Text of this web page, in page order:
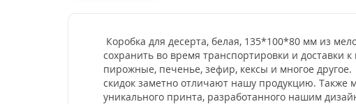
Коробка для десерта, белая, 135*100*80 мм из
сохранить во время транспортировки и доставки
пирожные, печенье, зефир, кексы и многое другое.
скидок заметно отличают нашу продукцию.
уникального принта, разработанного нашим